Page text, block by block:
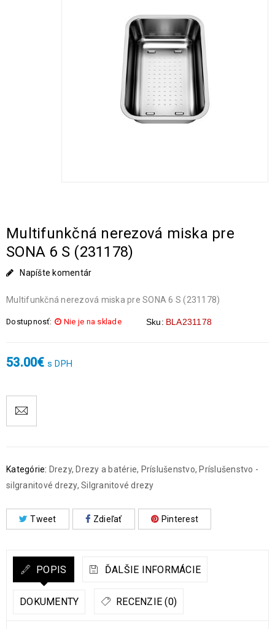
Multifunkčná nerezová miska pre
SONA 6 S (231178)
Napíšte komentár
Multifunkčná nerezová miska pre SONA 6 S (231178)
Dostupnosť: Nie je na sklade Sku: BLA231178
53.00€ s DPH
Kategórie: Drezy, Drezy a batérie, Príslušenstvo, Príslušenstvo -
silgranitové drezy, Silgranitové drezy
Tweet Zdieľať Pinterest
POPIS ĎALŠIE INFORMÁCIE
DOKUMENTY RECENZIE (0)